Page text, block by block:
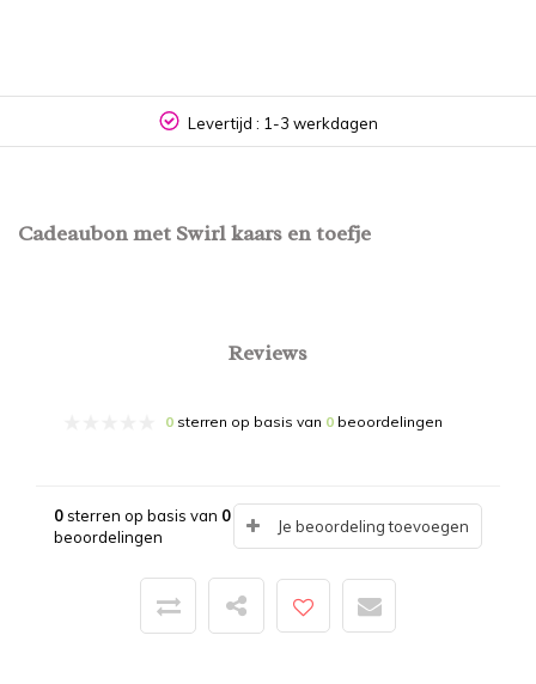
Levertijd : 1-3 werkdagen
Cadeaubon met Swirl kaars en toefje
Reviews
0 sterren op basis van 0 beoordelingen
0sterren op basis van 0
beoordelingen
Je beoordeling toevoegen